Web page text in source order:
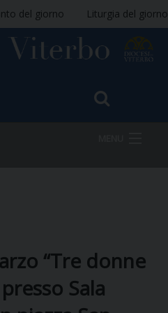
del giorno Liturgia del giorno
“Tre donne
Sala